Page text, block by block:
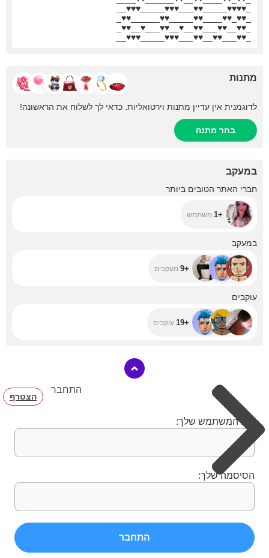
_♥♥♥♥_____♥♥___♥♥♥_____♥♥♥__
_♥♥_♥♥____♥♥_____♥♥______♥♥_
_♥♥__♥♥___♥♥__♥__♥♥___♥__♥♥_
_♥♥___♥♥__♥♥___♥♥♥_____♥♥♥__
מתנות
לדוגמנית אין עדיין מתנות וירטואליות. כדאי לך לשלוח את הראשונה!
בחר מתנה
במעקב
חברי האתר הטובים ביותר
+1
+1 משתמש
במעקב
+9 מעקבים
עוקבים
+19 עוקבים
התחבר
הצטרף
שם המשתמש שלך:
הסיסמה שלך:
התחבר